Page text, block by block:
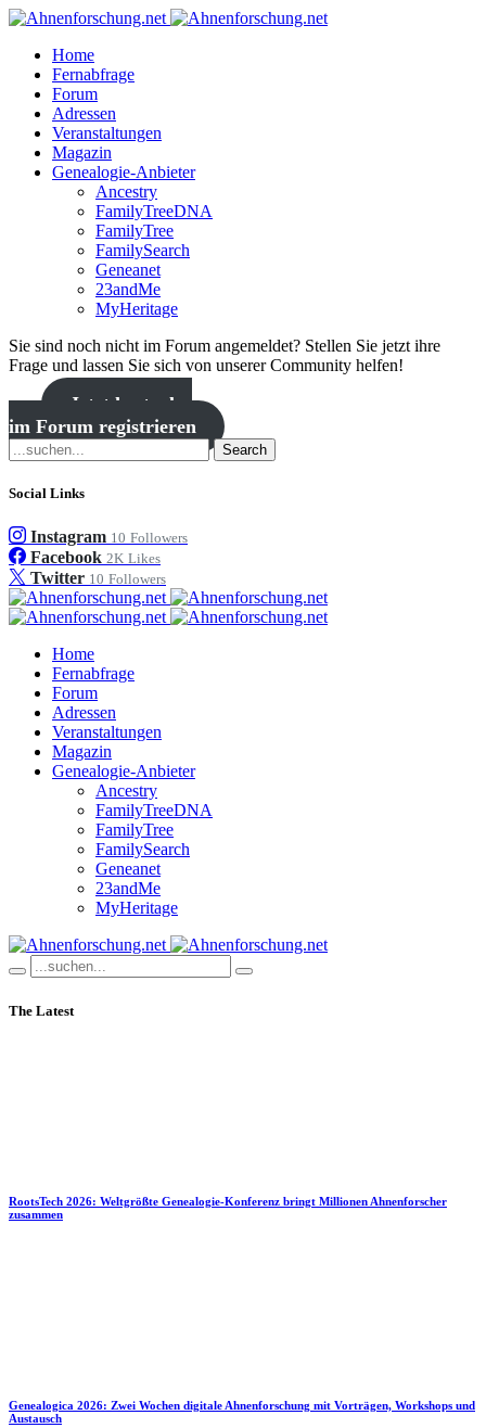
Home
Fernabfrage
Forum
Adressen
Veranstaltungen
Magazin
Genealogie-Anbieter
Ancestry
FamilyTreeDNA
FamilyTree
FamilySearch
Geneanet
23andMe
MyHeritage
Sie sind noch nicht im Forum angemeldet? Stellen Sie jetzt ihre
Frage und lassen Sie sich von unserer Community helfen!
Jetzt kostenlos
im Forum registrieren
Search
Social Links
Instagram 10 Followers
Facebook 2K Likes
Twitter 10 Followers
Home
Fernabfrage
Forum
Adressen
Veranstaltungen
Magazin
Genealogie-Anbieter
Ancestry
FamilyTreeDNA
FamilyTree
FamilySearch
Geneanet
23andMe
MyHeritage
The Latest
RootsTech 2026: Weltgrößte Genealogie-Konferenz bringt Millionen Ahnenforscher
zusammen
Genealogica 2026: Zwei Wochen digitale Ahnenforschung mit Vorträgen, Workshops und
Austausch